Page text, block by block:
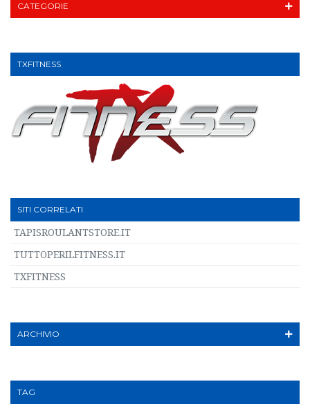
CATEGORIE
TXFITNESS
SITI CORRELATI
TAPISROULANTSTORE.IT
TUTTOPERILFITNESS.IT
TXFITNESS
ARCHIVIO
TAG